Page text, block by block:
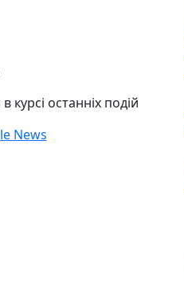
курсі останніх подій
News